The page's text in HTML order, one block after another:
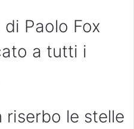
di Paolo Fox
a tutti i
riserbo le stelle